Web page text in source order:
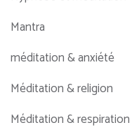
Mantra
méditation & anxiété
Méditation & religion
Méditation & respiration